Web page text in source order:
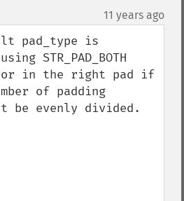
11 years ago
pad_type is
STR_PAD_BOTH
in the right pad if
of padding
be evenly divided.